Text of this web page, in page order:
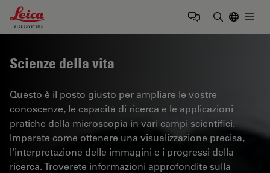
Leica Microsystems Logo
Scienze della vita
Questo è il posto giusto per ampliare le vostre
conoscenze, le capacità di ricerca e le applicazioni
pratiche della microscopia in vari campi scientifici.
Imparate come ottenere una visualizzazione precisa,
l'interpretazione delle immagini e i progressi della
ricerca. Troverete informazioni approfondite sulla